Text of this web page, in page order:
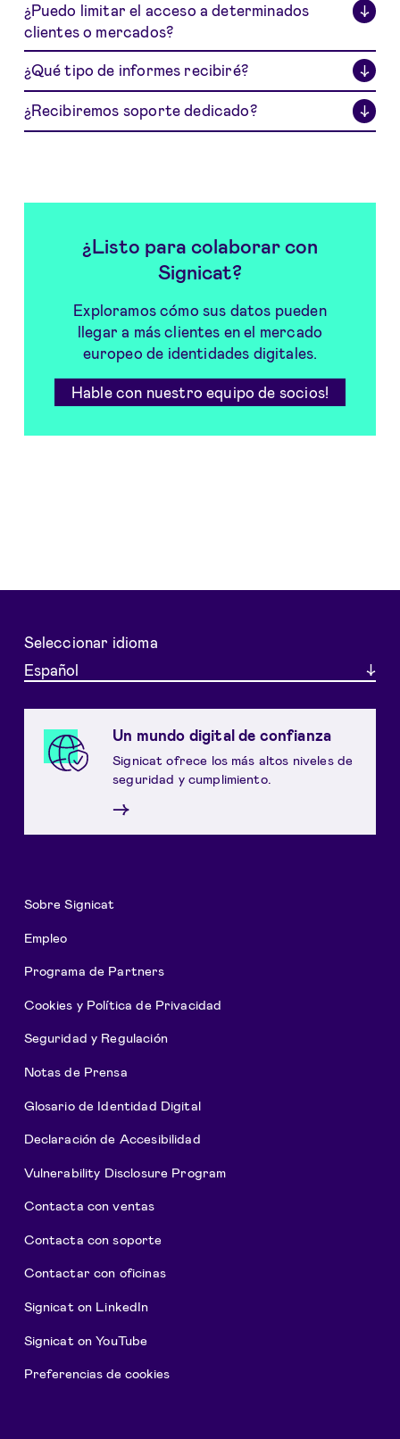
¿Puedo limitar el acceso a determinados
clientes o mercados?
↓
¿Qué tipo de informes recibiré? ↓
¿Recibiremos soporte dedicado? ↓
¿Listo para colaborar con
Signicat?
Exploramos cómo sus datos pueden
llegar a más clientes en el mercado
europeo de identidades digitales.
Hable con nuestro equipo de socios!
Seleccionar idioma
Español
Un mundo digital de confianza
Signicat ofrece los más altos niveles de
seguridad y cumplimiento.
→
Sobre Signicat
Empleo
Programa de Partners
Cookies y Política de Privacidad
Seguridad y Regulación
Notas de Prensa
Glosario de Identidad Digital
Declaración de Accesibilidad
Vulnerability Disclosure Program
Contacta con ventas
Contacta con soporte
Contactar con oficinas
Signicat on LinkedIn
Signicat on YouTube
Preferencias de cookies